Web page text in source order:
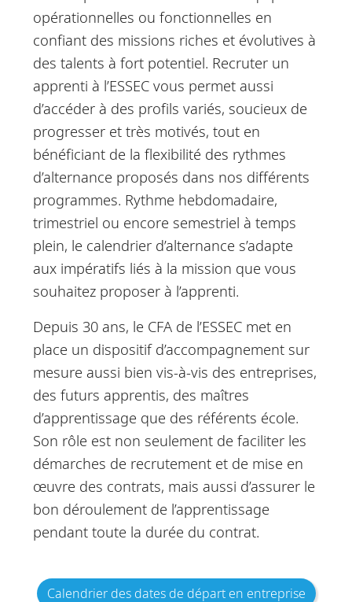
déroulement de
l’apprentissage pendant
toute la durée du contrat.
opérationnelles ou fonctionnelles en
confiant des missions riches et évolutives à
des talents à fort potentiel. Recruter un
apprenti à l’ESSEC vous permet aussi
d’accéder à des profils variés, soucieux de
progresser et très motivés, tout en
bénéficiant de la flexibilité des rythmes
d’alternance proposés dans nos différents
programmes. Rythme hebdomadaire,
trimestriel ou encore semestriel à temps
plein, le calendrier d’alternance s’adapte
aux impératifs liés à la mission que vous
souhaitez proposer à l’apprenti.
Depuis 30 ans, le CFA de l’ESSEC met en
place un dispositif d’accompagnement sur
mesure aussi bien vis-à-vis des entreprises,
des futurs apprentis, des maîtres
d’apprentissage que des référents école.
Son rôle est non seulement de faciliter les
démarches de recrutement et de mise en
œuvre des contrats, mais aussi d’assurer le
bon déroulement de l’apprentissage
pendant toute la durée du contrat.
Calendrier des dates de départ en entreprise